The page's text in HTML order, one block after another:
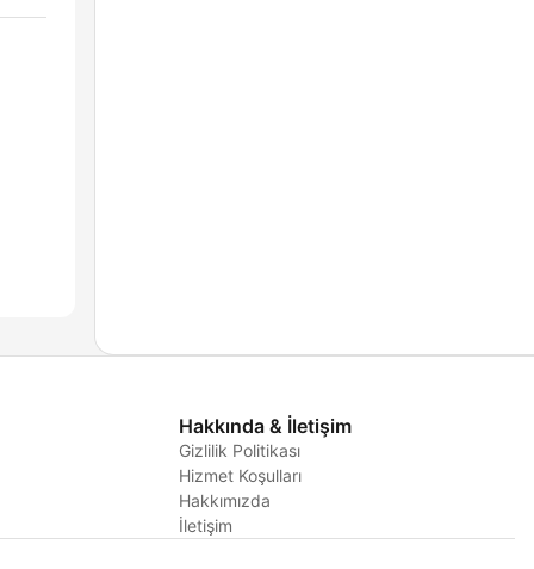
Hakkında & İletişim
Gizlilik Politikası
Hizmet Koşulları
Hakkımızda
İletişim